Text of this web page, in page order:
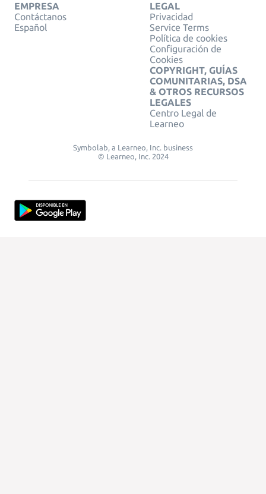
EMPRESA
Contáctanos
Español
LEGAL
Privacidad
Service Terms
Política de cookies
Configuración de
Cookies
COPYRIGHT, GUÍAS
COMUNITARIAS, DSA
& OTROS RECURSOS
LEGALES
Centro Legal de
Learneo
Symbolab, a Learneo, Inc. business
© Learneo, Inc. 2024